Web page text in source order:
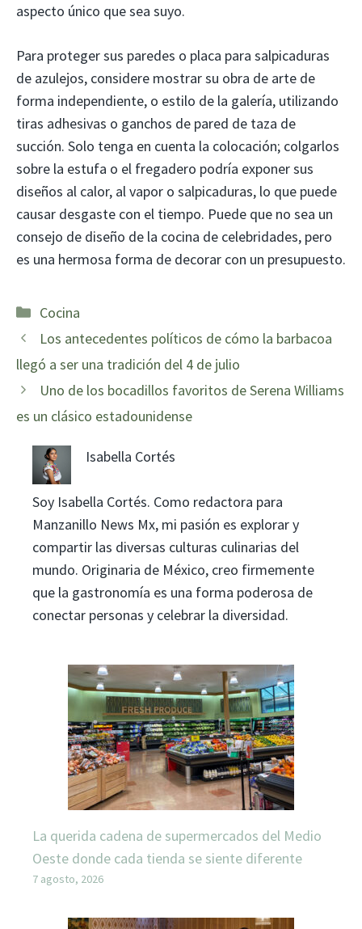
aspecto único que sea suyo.
Para proteger sus paredes o placa para salpicaduras
de azulejos, considere mostrar su obra de arte de
forma independiente, o estilo de la galería, utilizando
tiras adhesivas o ganchos de pared de taza de
succión. Solo tenga en cuenta la colocación; colgarlos
sobre la estufa o el fregadero podría exponer sus
diseños al calor, al vapor o salpicaduras, lo que puede
causar desgaste con el tiempo. Puede que no sea un
consejo de diseño de la cocina de celebridades, pero
es una hermosa forma de decorar con un presupuesto.
Categorías
Cocina
Los antecedentes políticos de cómo la barbacoa
llegó a ser una tradición del 4 de julio
Uno de los bocadillos favoritos de Serena Williams
es un clásico estadounidense
Isabella Cortés
Soy Isabella Cortés. Como redactora para
Manzanillo News Mx, mi pasión es explorar y
compartir las diversas culturas culinarias del
mundo. Originaria de México, creo firmemente
que la gastronomía es una forma poderosa de
conectar personas y celebrar la diversidad.
La querida cadena de supermercados del Medio
Oeste donde cada tienda se siente diferente
7 agosto, 2026